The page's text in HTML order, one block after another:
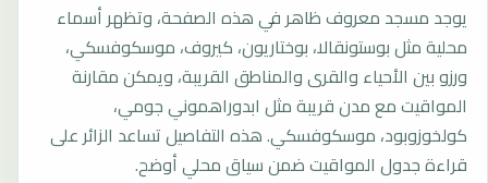
يوجد مسجد معروف ظاهر في هذه الصفحة، وتظهر أسماء
محلية مثل بوستونقالا، بوختاريون، كيروف، موسكوفسكي،
ورزو بين الأحياء والقرى والمناطق القريبة، ويمكن مقارنة
المواقيت مع مدن قريبة مثل ابدوراهموني جومي،
كولخوزوبود، موسكوفسكي. هذه التفاصيل تساعد الزائر على
قراءة جدول المواقيت ضمن سياق محلي أوضح.